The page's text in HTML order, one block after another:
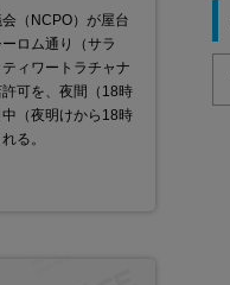
（NCPO）が屋台
ロム通り（サラ
ィワートラチャナ
可を、夜間（18時
（夜明けから18時
る。